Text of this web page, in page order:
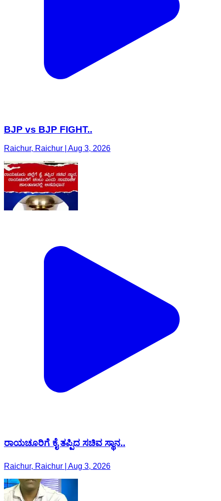
BJP vs BJP FIGHT..
Raichur, Raichur | Aug 3, 2026
ರಾಯಚೂರಿಗೆ ಕೈ ತಪ್ಪಿದ ಸಚಿವ ಸ್ಥಾನ..
Raichur, Raichur | Aug 3, 2026